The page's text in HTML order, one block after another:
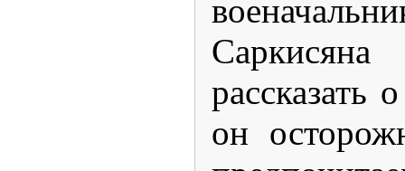
рассказать
он